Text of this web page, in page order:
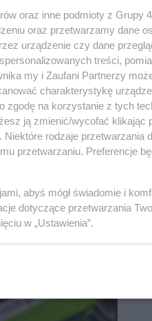
17 / 32
oraz inne podmioty z Grupy
oraz przetwarzamy dane
urządzenie czy dane
treści,
my i Zaufani Partnerzy
charakterystykę
na korzystanie z tych
ją zmienić/wycofać
. Niektóre rodzaje przetwarzania
przetwarzaniu. Preferencje
abyś mógł świadomie i
dotyczące przetwarzania
w „Ustawienia”.